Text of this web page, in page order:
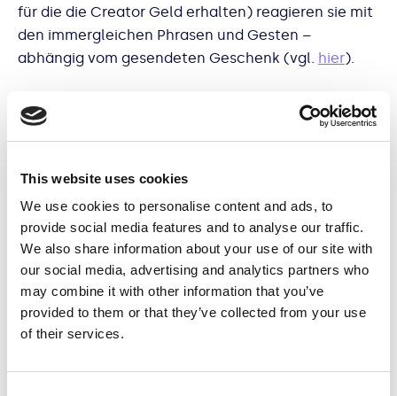
This website uses cookies
We use cookies to personalise content and ads, to
provide social media features and to analyse our traffic.
We also share information about your use of our site with
our social media, advertising and analytics partners who
may combine it with other information that you’ve
provided to them or that they’ve collected from your use
of their services.
für die die Creator Geld erhalten) reagieren sie mit
den immergleichen Phrasen und Gesten –
abhängig vom gesendeten Geschenk (vgl. hier).
Kann man mit dem Wort NPC zwar auch beleidigen
(es meint auch eine passive Person, die keine „main
genutzt, die im Real Life simulieren NPC-
Charaktere zu sein. Sie verstehen sich selbst als
NPC-Livestreamer (vgl.hier). Und weil sie dabei wie
NPCs wirken, wie es sie beispielsweise im
Videospiel Sims zahlreich gibt, hat das auch auf
TikTok aktive Medienunternehmen @dstrends für
sie den Begriff „Simsification of creators“ geprägt.
(vgl.hier).